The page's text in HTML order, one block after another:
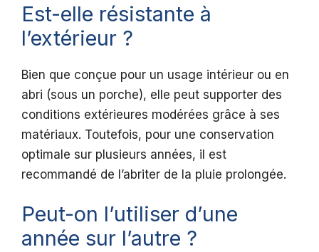
Est-elle résistante à
l’extérieur ?
Bien que conçue pour un usage intérieur ou en
abri (sous un porche), elle peut supporter des
conditions extérieures modérées grâce à ses
matériaux. Toutefois, pour une conservation
optimale sur plusieurs années, il est
recommandé de l’abriter de la pluie prolongée.
Peut-on l’utiliser d’une
année sur l’autre ?